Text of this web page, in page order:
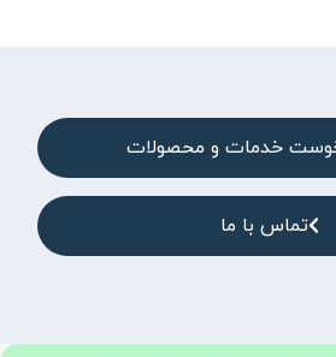
خدمات و محصولات
تماس با ما